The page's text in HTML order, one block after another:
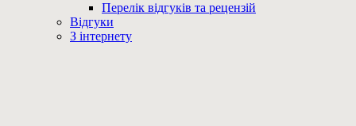
Перелік відгуків та рецензій
Відгуки
З інтернету